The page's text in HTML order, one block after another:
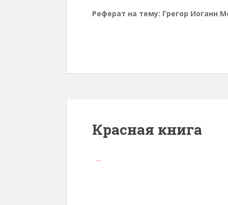
Реферат на тему: Грегор Иоганн
Красная книга
...